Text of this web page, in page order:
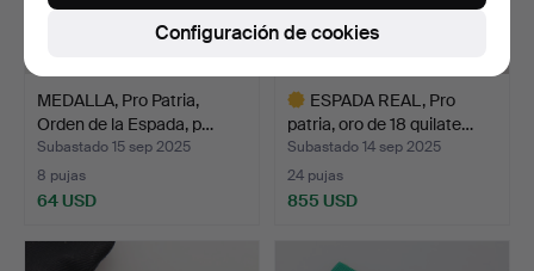
MEDALLA, Pro Patria,
Orden de la Espada, p…
Subastado 15 sep 2025
8 pujas
64 USD
ESPADA REAL, Pro
patria, oro de 18 quilate…
Subastado 14 sep 2025
24 pujas
855 USD
seleccionado
Configuración de cookies